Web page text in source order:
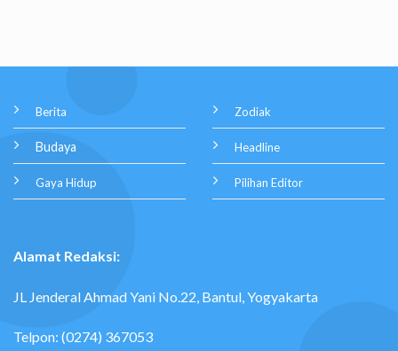
Berita
Budaya
Gaya Hidup
Zodiak
Headline
Pilihan Editor
Alamat Redaksi:
JL Jenderal Ahmad Yani No.22, Bantul, Yogyakarta
Telpon: (0274) 367053